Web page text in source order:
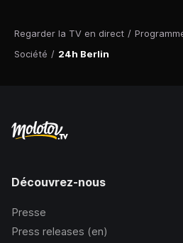
Regarder la TV en direct /
Société / 24h Berlin
Découvrez-nous
Presse
Press releases (en)